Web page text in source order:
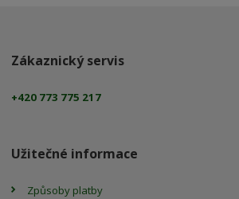
Zákaznický servis
+420 773 775 217
Užitečné informace
Způsoby platby